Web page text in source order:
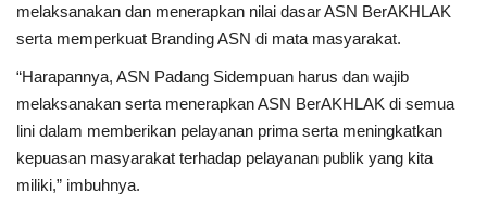
melaksanakan dan menerapkan nilai dasar ASN BerAKHLAK
serta memperkuat Branding ASN di mata masyarakat.
“Harapannya, ASN Padang Sidempuan harus dan wajib
melaksanakan serta menerapkan ASN BerAKHLAK di semua
lini dalam memberikan pelayanan prima serta meningkatkan
kepuasan masyarakat terhadap pelayanan publik yang kita
miliki,” imbuhnya.